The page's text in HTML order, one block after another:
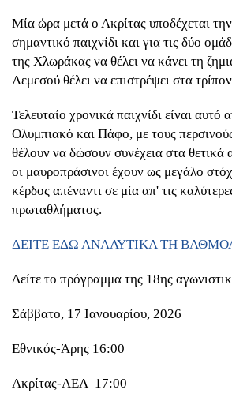
Μία ώρα μετά ο Ακρίτας υποδέχεται
σημαντικό παιχνίδι και για τις δύο
της Χλωράκας να θέλει να κάνει τη
Λεμεσού θέλει να επιστρέψει στα
Τελευταίο χρονικά παιχνίδι είναι αυτό
Ολυμπιακό και Πάφο, με τους
θέλουν να δώσουν συνέχεια στα θετικά
οι μαυροπράσινοι έχουν ως μεγάλο
κέρδος απέναντι σε μία απ' τις
πρωταθλήματος.
ΔΕΙΤΕ ΕΔΩ ΑΝΑΛΥΤΙΚΑ ΤΗ
Δείτε το πρόγραμμα της 18ης
Σάββατο, 17 Ιανουαρίου, 2026
Εθνικός-Άρης 16:00
Ακρίτας-ΑΕΛ 17:00